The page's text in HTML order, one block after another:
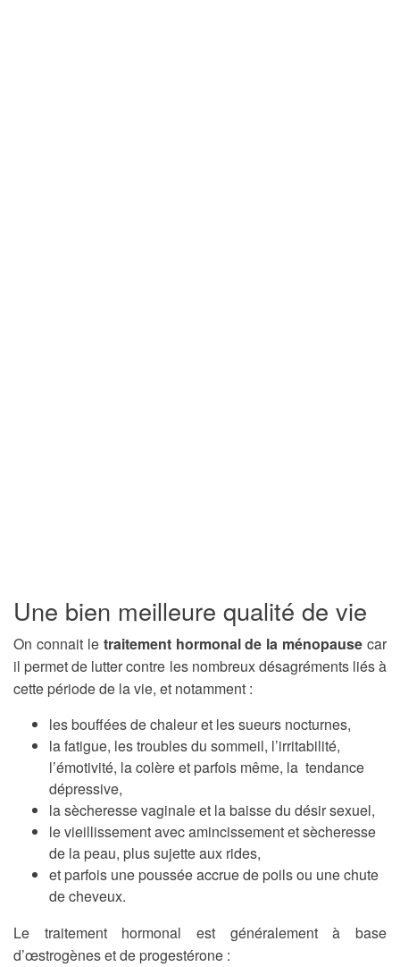
Une bien meilleure qualité de vie
On connait le traitement hormonal de la ménopause car
il permet de lutter contre les nombreux désagréments liés à
cette période de la vie, et notamment :
les bouffées de chaleur et les sueurs nocturnes,
la fatigue, les troubles du sommeil, l’irritabilité,
l’émotivité, la colère et parfois même, la tendance
dépressive,
la sècheresse vaginale et la baisse du désir sexuel,
le vieillissement avec amincissement et sècheresse
de la peau, plus sujette aux rides,
et parfois une poussée accrue de poils ou une chute
de cheveux.
Le traitement hormonal est généralement à base
d’œstrogènes et de progestérone :